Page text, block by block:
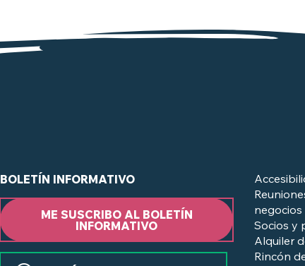
¿en el Vignoble Nantais?
BOLETÍN INFORMATIVO
ME SUSCRIBO AL BOLETÍN
INFORMATIVO
negocios
Socios y
Alquiler
Rincón